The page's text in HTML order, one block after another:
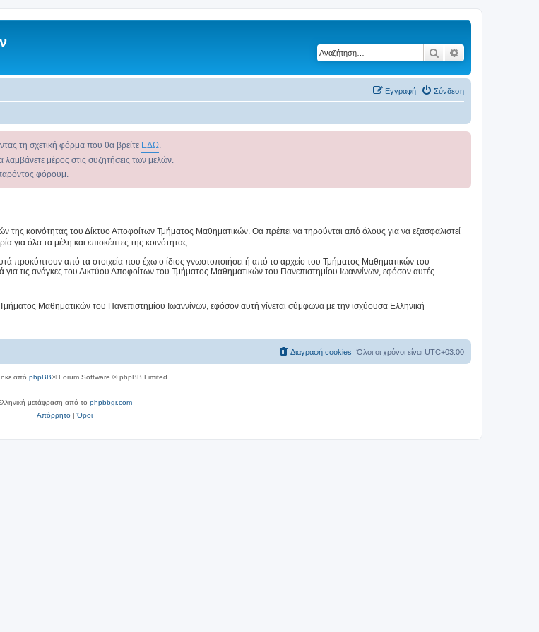
Αναζήτηση
Σύνδεση
Εγγραφή
τη σχετική φόρμα που θα βρείτε ΕΔΩ
μέρος στις συζητήσεις των μελών.
φόρουμ.
της κοινότητας του Δίκτυο Αποφοίτων Τμήματος Μαθηματικών. Θα πρέπει να τηρούνται από όλους για να εξασφαλιστεί
για όλα τα μέλη και επισκέπτες της κοινότητας.
προκύπτουν από τα στοιχεία που έχω ο ίδιος γνωστοποιήσει ή από το αρχείο του Τμήματος Μαθηματικών του
τις ανάγκες του Δικτύου Αποφοίτων του Τμήματος Μαθηματικών του Πανεπιστημίου Ιωαννίνων, εφόσον αυτές
Μαθηματικών του Πανεπιστημίου Ιωαννίνων, εφόσον αυτή γίνεται σύμφωνα με την ισχύουσα Ελληνική
Όλοι οι χρόνοι είναι UTC+03:00
Διαγραφή cookies
από phpBB® Forum Software © phpBB Limited
μετάφραση από το phpbbgr.com
Απόρρητο|Όροι